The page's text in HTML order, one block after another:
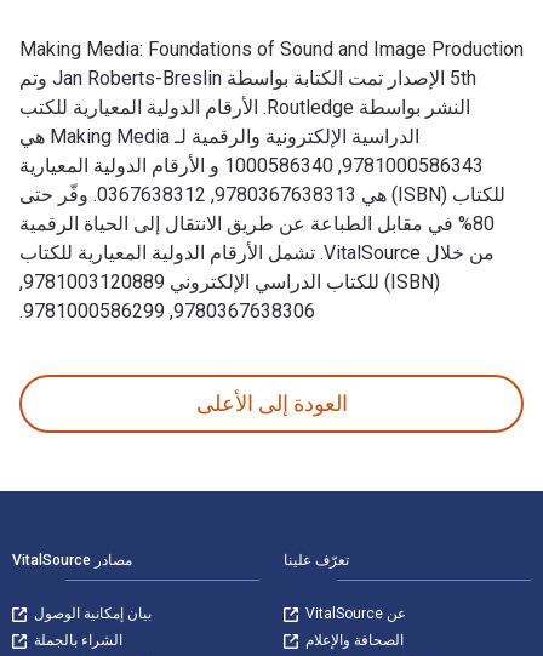
Making Media: Foundations of Sound and Image Production
5th الإصدار تمت الكتابة بواسطة Jan Roberts-Breslin وتم
النشر بواسطة Routledge. الأرقام الدولية المعيارية للكتب
الدراسية الإلكترونية والرقمية لـ Making Media هي
9781000586343, 1000586340 و الأرقام الدولية المعيارية
للكتاب (ISBN) هي 9780367638313, 0367638312. وفّر حتى
80% في مقابل الطباعة عن طريق الانتقال إلى الحياة الرقمية
من خلال VitalSource. تشمل الأرقام الدولية المعيارية للكتاب
(ISBN) للكتاب الدراسي الإلكتروني 9781003120889,
9780367638306, 9781000586299.
العودة إلى الأعلى
تعرّف علينا
عن VitalSource
الصحافة والإعلام
مصادر VitalSource
بيان إمكانية الوصول
الشراء بالجملة